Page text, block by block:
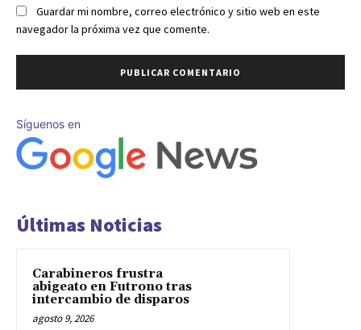
Guardar mi nombre, correo electrónico y sitio web en este
navegador la próxima vez que comente.
Síguenos en
Últimas Noticias
Carabineros frustra
abigeato en Futrono tras
intercambio de disparos
agosto 9, 2026